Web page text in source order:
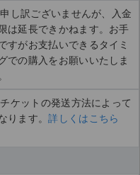
し訳ございませんが、入金
は延長できかねます。お手
すがお支払いできるタイミ
での購入をお願いいたしま
ケットの発送方法によって
ります。詳しくはこちら